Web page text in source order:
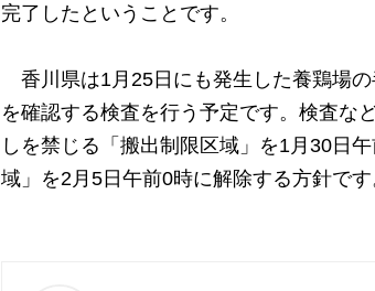
完了したということです。
香川県は1月25日にも発生した養鶏場
を確認する検査を行う予定です。検査な
しを禁じる「搬出制限区域」を1月30日
域」を2月5日午前0時に解除する方針です